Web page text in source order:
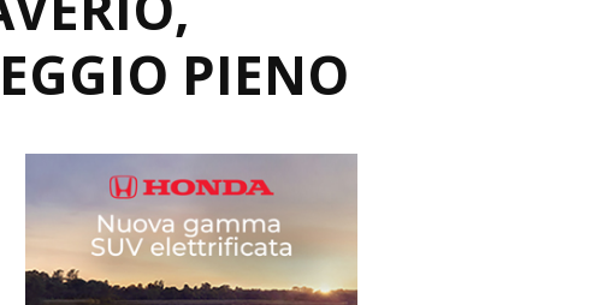
PIENO